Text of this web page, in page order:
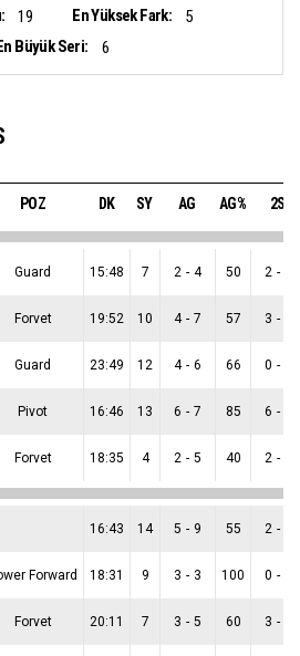
19 En Yüksek Fark:
5
Büyük Seri:
6
POZ DK SY AG AG% 2S
Guard 15:48 7 2 - 4 50 2 -
Forvet 19:52 10 4 - 7 57 3 -
Guard 23:49 12 4 - 6 66 0 -
Pivot 16:46 13 6 - 7 85 6 -
Forvet 18:35 4 2 - 5 40 2 -
16:43 14 5 - 9 55 2 -
Forward 18:31 9 3 - 3 100 0 -
JAMES METECAN BİRSENForvet 20:11 7 3 - 5 60 3 -